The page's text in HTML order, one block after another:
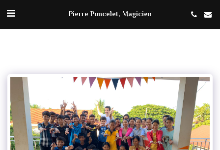
Pierre Poncelet, Magicien